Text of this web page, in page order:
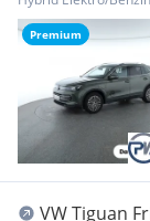
Premium
VW Tiguan